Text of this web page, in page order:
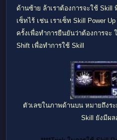
ด้านซ้าย ล้าเราต้องการจะใช้ Skill
เซ็ทไร้ เช่น เราเซ็ท Skill Power
ครั้งเพื่อทำการยืนยันว่าต้องการจ
Shift เพื่อทำการใช้ Skill
ตัวเลขในภาพด้านบน หมายถึงระ
Skill ยังมีผล